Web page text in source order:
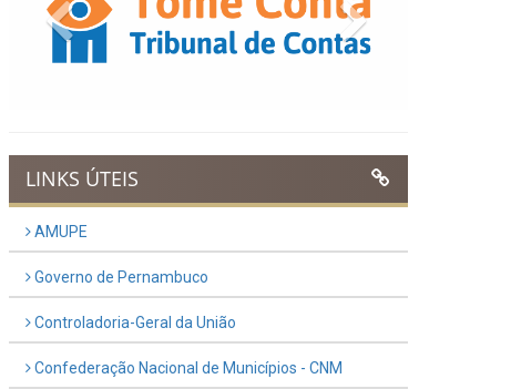
Previous Next
LINKS ÚTEIS
AMUPE
Governo de Pernambuco
Controladoria-Geral da União
Confederação Nacional de Municípios - CNM